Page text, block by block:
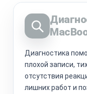
Диагностика
плохой записи,
отсутствия
лишних работ и